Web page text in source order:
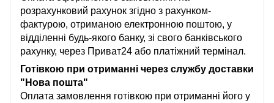
розрахунковий рахунок згідно з рахунком-
фактурою, отриманою електронною поштою, у
відділенні будь-якого банку, зі свого банківського
рахунку, через Приват24 або платіжний термінал.
Готівкою при отриманні через службу доставки
"Нова пошта"
Оплата замовлення готівкою при отриманні його у